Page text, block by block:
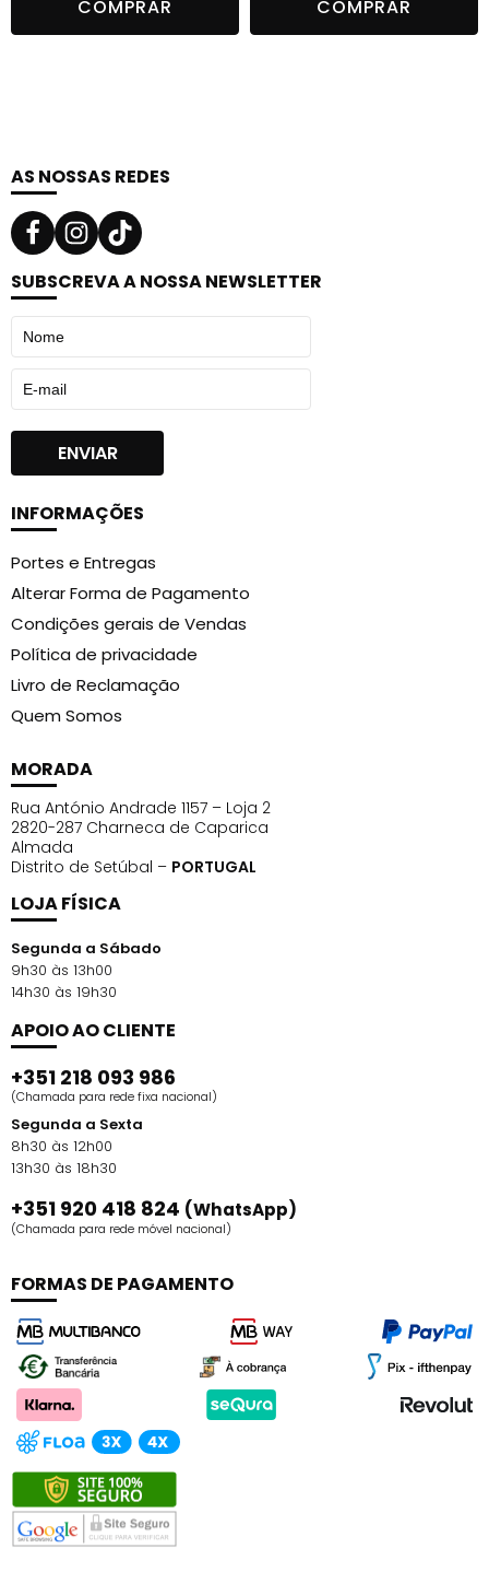
COMPRAR COMPRAR
AS NOSSAS REDES
SUBSCREVA A NOSSA NEWSLETTER
INFORMAÇÕES
Portes e Entregas
Alterar Forma de Pagamento
Condições gerais de Vendas
Política de privacidade
Livro de Reclamação
Quem Somos
MORADA
Rua António Andrade 1157 – Loja 2
2820-287 Charneca de Caparica
Almada
Distrito de Setúbal – PORTUGAL
LOJA FÍSICA
Segunda a Sábado
9h30 às 13h00
14h30 às 19h30
APOIO AO CLIENTE
+351 218 093 986
(Chamada para rede fixa nacional)
Segunda a Sexta
8h30 às 12h00
13h30 às 18h30
+351 920 418 824 (WhatsApp)
(Chamada para rede móvel nacional)
FORMAS DE PAGAMENTO